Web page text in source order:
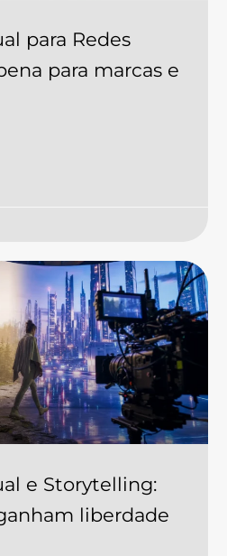
para Redes
para marcas e
e Storytelling:
liberdade